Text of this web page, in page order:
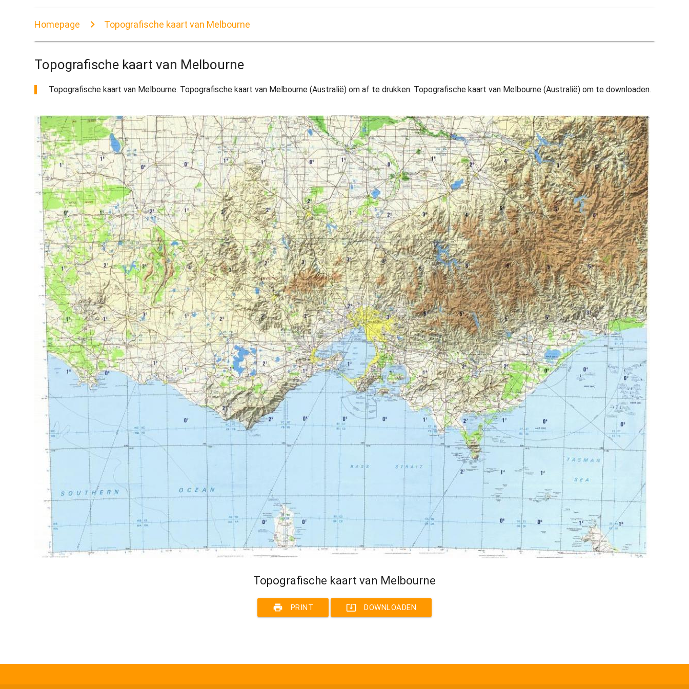
Homepage Topografische kaart van Melbourne
Topografische kaart van Melbourne
Topografische kaart van Melbourne. Topografische kaart van Melbourne (Australië) om af te drukken. Topografische kaart van Melbourne (Australië) om te downloaden.
Topografische kaart van Melbourne
print PRINT system_update_alt DOWNLOADEN